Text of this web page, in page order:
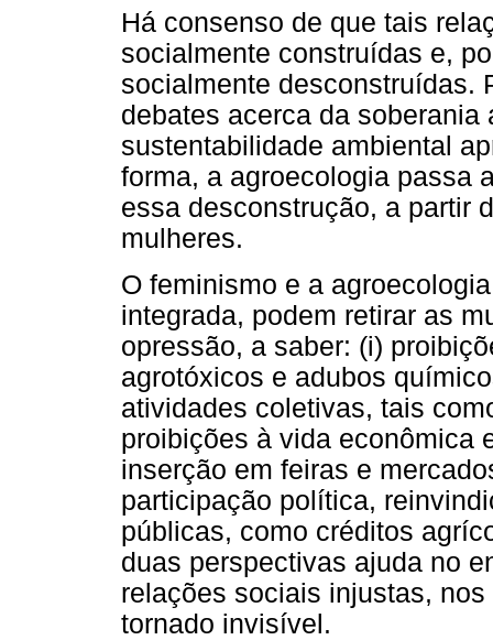
Há consenso de que tais
socialmente construídas e,
socialmente desconstruídas.
debates acerca da
sustentabilidade ambiental
forma, a agroecologia passa
essa desconstrução, a partir
mulheres.
O feminismo e a
integrada, podem retirar as
opressão, a saber: (i)
agrotóxicos e adubos
atividades coletivas, tais
proibições à vida econômica
inserção em feiras e
participação política,
públicas, como créditos
duas perspectivas ajuda no
relações sociais injustas,
tornado invisível.